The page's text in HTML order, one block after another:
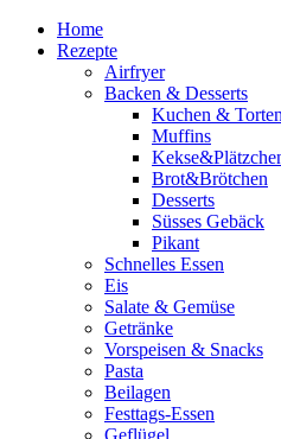
Home
Rezepte
Airfryer
Backen & Desserts
Kuchen & Torten
Muffins
Brot&Brötchen
Desserts
Süsses Gebäck
Pikant
Schnelles Essen
Eis
Salate & Gemüse
Getränke
Vorspeisen & Snacks
Pasta
Beilagen
Festtags-Essen
Geflügel